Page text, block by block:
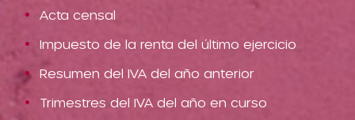
Acta censal
Impuesto de la renta del último ejercicio
Resumen del IVA del año anterior
Trimestres del IVA del año en curso